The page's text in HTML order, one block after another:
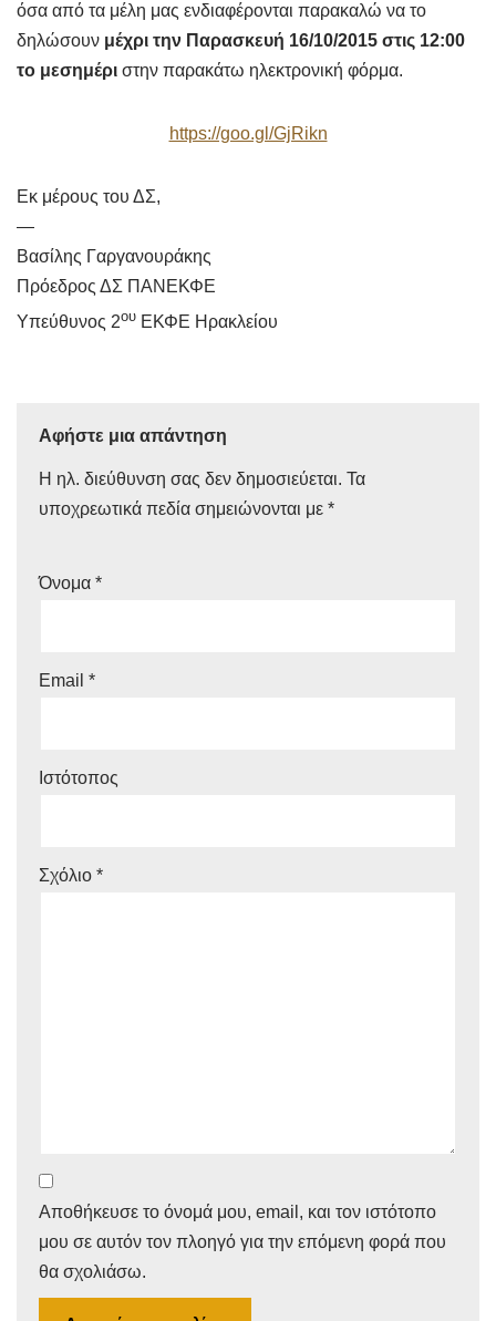
όσα από τα μέλη μας ενδιαφέρονται παρακαλώ να το
δηλώσουν μέχρι την Παρασκευή 16/10/2015 στις 12:00
το μεσημέρι στην παρακάτω ηλεκτρονική φόρμα.
https://goo.gl/GjRikn
Εκ μέρους του ΔΣ,
—
Βασίλης Γαργανουράκης
Πρόεδρος ΔΣ ΠΑΝΕΚΦΕ
Υπεύθυνος 2ου ΕΚΦΕ Ηρακλείου
Αφήστε μια απάντηση
Η ηλ. διεύθυνση σας δεν δημοσιεύεται. Τα
υποχρεωτικά πεδία σημειώνονται με *
Όνομα *
Email *
Ιστότοπος
Σχόλιο *
Αποθήκευσε το όνομά μου, email, και τον ιστότοπο
μου σε αυτόν τον πλοηγό για την επόμενη φορά που
θα σχολιάσω.